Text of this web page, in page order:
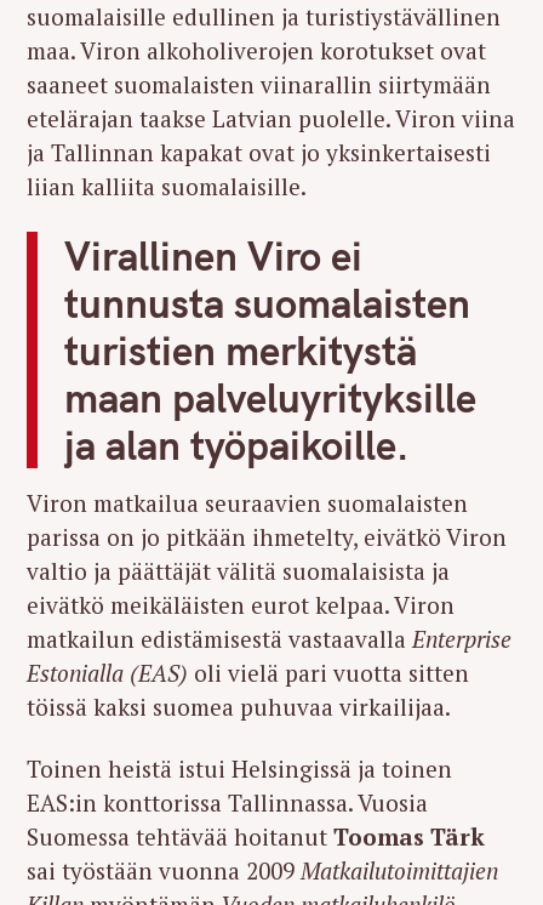
suomalaisille edullinen ja turistiystävällinen
maa. Viron alkoholiverojen korotukset ovat
saaneet suomalaisten viinarallin siirtymään
etelärajan taakse Latvian puolelle. Viron viina
ja Tallinnan kapakat ovat jo yksinkertaisesti
liian kalliita suomalaisille.
Virallinen Viro ei
tunnusta suomalaisten
turistien merkitystä
maan palveluyrityksille
ja alan työpaikoille.
Viron matkailua seuraavien suomalaisten
parissa on jo pitkään ihmetelty, eivätkö Viron
valtio ja päättäjät välitä suomalaisista ja
eivätkö meikäläisten eurot kelpaa. Viron
matkailun edistämisestä vastaavallaEnterprise
Estonialla (EAS) oli vielä pari vuotta sitten
töissä kaksi suomea puhuvaa virkailijaa.
Toinen heistä istui Helsingissä ja toinen
EAS:in konttorissa Tallinnassa. Vuosia
Suomessa tehtävää hoitanut Toomas Tärk
sai työstään vuonna 2009Matkailutoimittajien